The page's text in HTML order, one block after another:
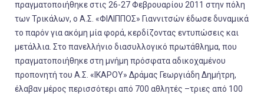
πραγματοποιήθηκε στις 26-27 Φεβρουαρίου 2011 στην πόλη
των Τρικάλων, ο Α.Σ. «ΦΙΛΙΠΠΟΣ» Γιαννιτσών έδωσε δυναμικά
το παρόν για ακόμη μία φορά, κερδίζοντας εντυπώσεις και
μετάλλια. Στο πανελλήνιο διασυλλογικό πρωτάθλημα, που
πραγματοποιήθηκε στη μνήμη πρόσφατα αδικοχαμένου
προπονητή του Α.Σ. «ΙΚΑΡΟΥ» Δράμας Γεωργιάδη Δημήτρη,
έλαβαν μέρος περισσότερι από 700 αθλητές –τριες από 100